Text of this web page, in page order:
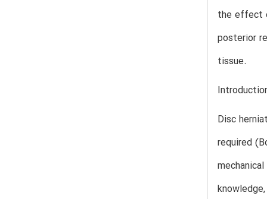
the effect
posterior
tissue.
Disc
required